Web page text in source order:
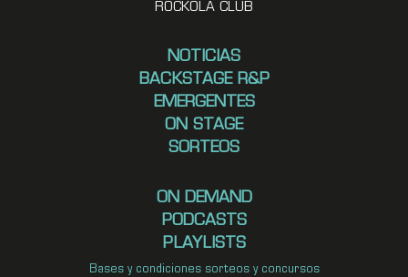
ROCKOLA CLUB
NOTICIAS
BACKSTAGE R&P
EMERGENTES
ON STAGE
SORTEOS
ON DEMAND
PODCASTS
PLAYLISTS
Bases y condiciones sorteos y concursos